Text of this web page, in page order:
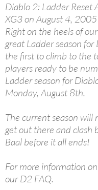
Diablo 2: Ladder Reset
XG3 on August 4, 2005
Right on the heels of
great Ladder season
the first to climb to the
players ready to be
Ladder season for
Monday, August 8th.
The current season will
get out there and clash
Baal before it all ends!
For more information
our D2 FAQ.